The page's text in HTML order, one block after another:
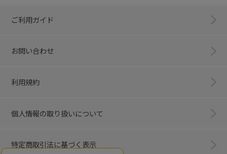
ご利用ガイド
お問い合わせ
利用規約
個人情報の取り扱いについて
特定商取引法に基づく表示